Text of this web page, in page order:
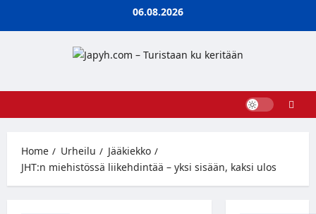
06.08.2026
Home Urheilu
Jääkiekko
JHT:n miehistössä liikehdintää – yksi sisään, kaksi ulos